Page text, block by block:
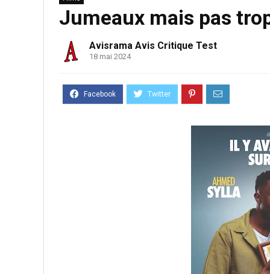
Jumeaux mais pas
Avisrama Avis Critique Test
18 mai 2024